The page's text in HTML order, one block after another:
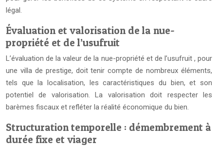
légal.
Évaluation et valorisation de la nue-
propriété et de l’usufruit
L’évaluation de la valeur de la nue-propriété et de l’usufruit , pour
une villa de prestige, doit tenir compte de nombreux éléments,
tels que la localisation, les caractéristiques du bien, et son
potentiel de valorisation. La valorisation doit respecter les
barèmes fiscaux et refléter la réalité économique du bien.
Structuration temporelle : démembrement à
durée fixe et viager